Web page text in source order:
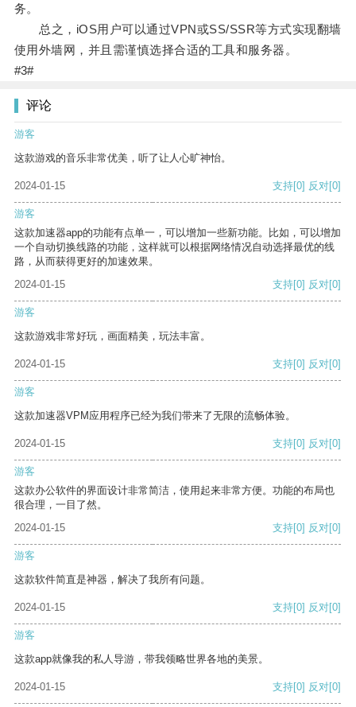
务。
总之，iOS用户可以通过VPN或SS/SSR等方式实现翻墙
使用外墙网，并且需谨慎选择合适的工具和服务器。
#3#
评论
游客
这款游戏的音乐非常优美，听了让人心旷神怡。
2024-01-15 支持[0] 反对[0]
游客
这款加速器app的功能有点单一，可以增加一些新功能。比如，可以增加
一个自动切换线路的功能，这样就可以根据网络情况自动选择最优的线
路，从而获得更好的加速效果。
2024-01-15
支持[0] 反对[0]
游客
这款游戏非常好玩，画面精美，玩法丰富。
2024-01-15 支持[0] 反对[0]
游客
这款加速器VPM应用程序已经为我们带来了无限的流畅体验。
2024-01-15 支持[0] 反对[0]
游客
这款办公软件的界面设计非常简洁，使用起来非常方便。功能的布局也
很合理，一目了然。
2024-01-15
支持[0] 反对[0]
游客
这款软件简直是神器，解决了我所有问题。
2024-01-15 支持[0] 反对[0]
游客
这款app就像我的私人导游，带我领略世界各地的美景。
2024-01-15 支持[0] 反对[0]